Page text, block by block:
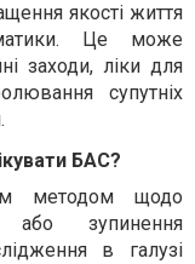
якості життя
. Це може
заходи, ліки для
супутніх
.
БАС?
методом щодо
або зупинення
в галузі